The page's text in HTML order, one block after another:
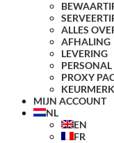
ALLES
AFHALING
LEVERING
PROXY
MIJN ACCOUNT
NL
EN
FR